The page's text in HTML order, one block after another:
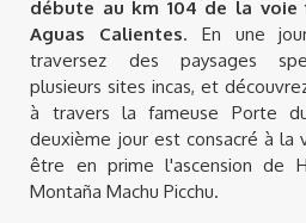
débute au km 104 de la voie
Aguas Calientes. En une
traversez des paysages
plusieurs sites incas, et
à travers la fameuse Porte
deuxième jour est consacré à la
être en prime l'ascension de
Montaña Machu Picchu.